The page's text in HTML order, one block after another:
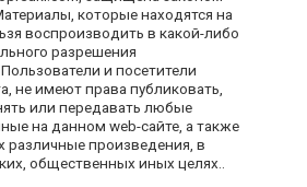
которые находятся на
воспроизводить в какой-либо
разрешения
и посетители
не имеют права публиковать,
или передавать любые
на данном web-сайте, а также
различные произведения, в
общественных иных целях..